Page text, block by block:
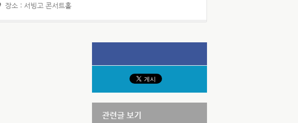
장소 : 서빙고 콘서트홀
관련글 보기